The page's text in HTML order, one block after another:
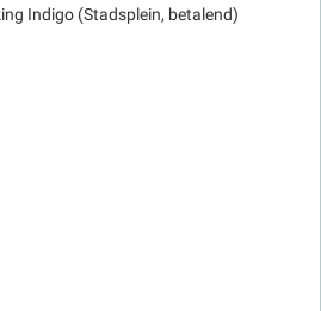
Indigo (Stadsplein, betalend)